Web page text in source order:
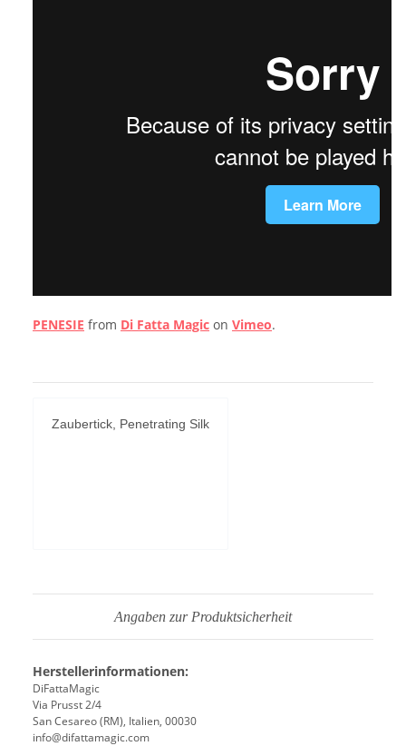
PENESIE from Di Fatta Magic on Vimeo.
Zaubertick, Penetrating Silk
Angaben zur Produktsicherheit
Herstellerinformationen:
DiFattaMagic
Via Prusst 2/4
San Cesareo (RM), Italien, 00030
info@difattamagic.com